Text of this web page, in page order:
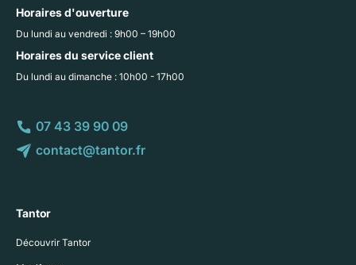
Horaires d'ouverture
Du lundi au vendredi : 9h00 – 19h00
Horaires du service client
Du lundi au dimanche : 10h00 - 17h00
07 43 39 90 09
contact@tantor.fr
Tantor
Découvrir Tantor